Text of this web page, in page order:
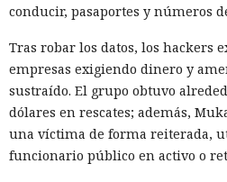
conducir, pasaportes y números
Tras robar los datos, los hackers
empresas exigiendo dinero y
sustraído. El grupo obtuvo
dólares en rescates; además,
una víctima de forma reiterada,
funcionario público en activo o